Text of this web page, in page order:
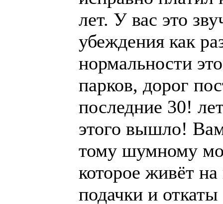
лет. У вас это
убеждения как
нормальности
парков, дорог
последние 30!
этого вышло!
тому шумному
которое живёт
подачки и